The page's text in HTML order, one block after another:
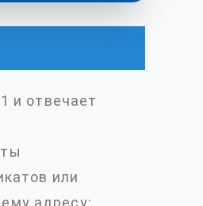
и отвечает
или
адресу: